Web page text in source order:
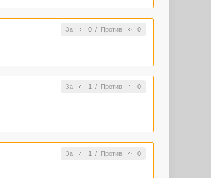
За 0/ Против 0
За 1 / Против 0
За 1 / Против 0